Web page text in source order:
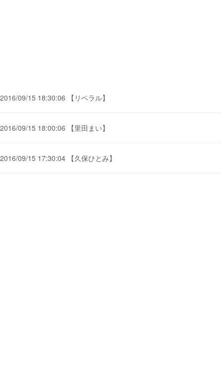
2016/09/15 18:30:06 【リベラル】
2016/09/15 18:00:06 【里田まい】
2016/09/15 17:30:04 【久保ひとみ】